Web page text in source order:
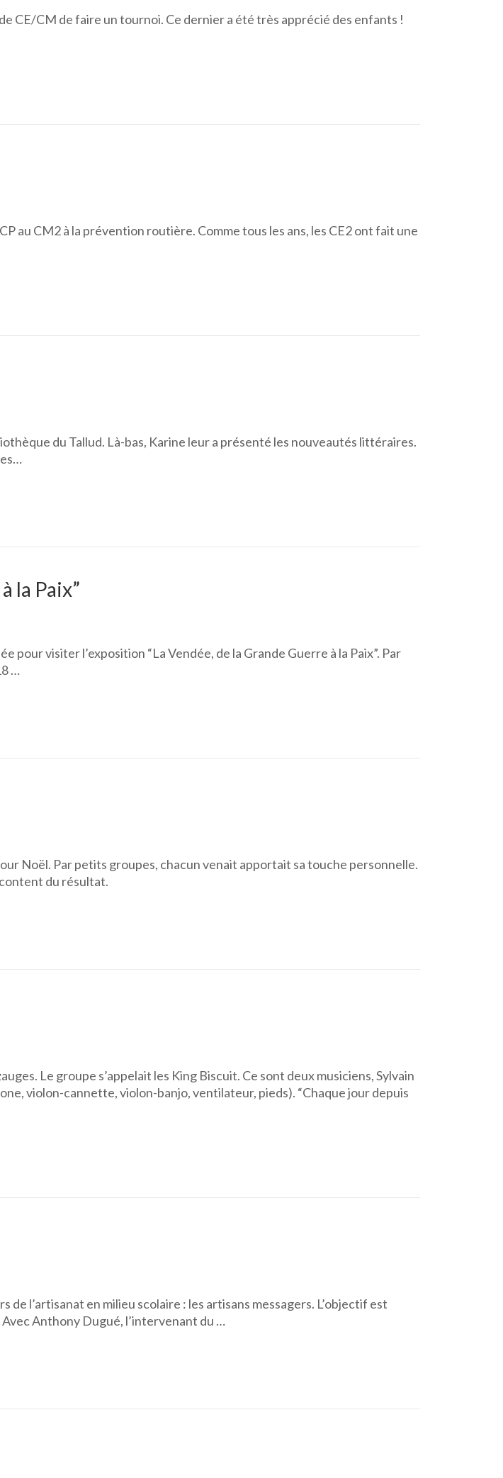
CE/CM de faire un tournoi. Ce dernier a été très apprécié des enfants !
au CM2 à la prévention routière. Comme tous les ans, les CE2 ont fait une
du Tallud. Là-bas, Karine leur a présenté les nouveautés littéraires.
la Paix”
pour visiter l’exposition “La Vendée, de la Grande Guerre à la Paix”. Par
…
Noël. Par petits groupes, chacun venait apportait sa touche personnelle.
du résultat.
Le groupe s’appelait les King Biscuit. Ce sont deux musiciens, Sylvain
violon-cannette, violon-banjo, ventilateur, pieds). “Chaque jour depuis
l’artisanat en milieu scolaire : les artisans messagers. L’objectif est
Anthony Dugué, l’intervenant du …